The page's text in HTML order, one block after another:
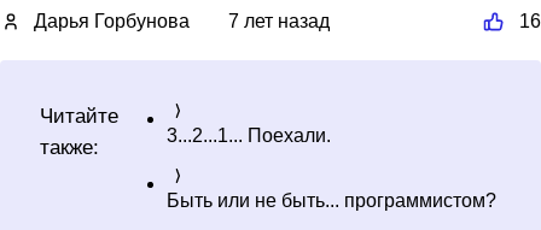
Дарья Горбунова 7 лет назад 16
Читайте
также:
3...2...1... Поехали.
Быть или не быть... программистом?